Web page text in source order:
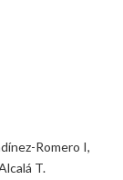
Romero I,
T.